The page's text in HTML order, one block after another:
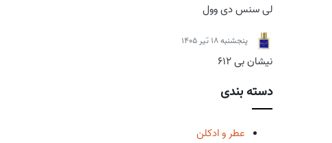
لی سنس دی وول
پنجشنبه 18 تیر 1405
نیشان بی 612
دسته بندی
عطر و ادکلن